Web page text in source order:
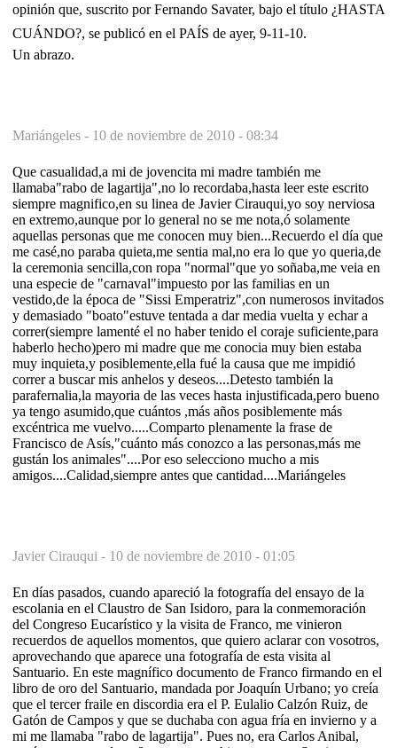
opinión que, suscrito por Fernando Savater, bajo el título ¿HASTA
CUÁNDO?, se publicó en el PAÍS de ayer, 9-11-10.
Un abrazo.
Mariángeles - 10 de noviembre de 2010 - 08:34
Que casualidad,a mi de jovencita mi madre también me
llamaba"rabo de lagartija",no lo recordaba,hasta leer este escrito
siempre magnifico,en su linea de Javier Cirauqui,yo soy nerviosa
en extremo,aunque por lo general no se me nota,ó solamente
aquellas personas que me conocen muy bien...Recuerdo el día que
me casé,no paraba quieta,me sentia mal,no era lo que yo queria,de
la ceremonia sencilla,con ropa "normal"que yo soñaba,me veia en
una especie de "carnaval"impuesto por las familias en un
vestido,de la época de "Sissi Emperatriz",con numerosos invitados
y demasiado "boato"estuve tentada a dar media vuelta y echar a
correr(siempre lamenté el no haber tenido el coraje suficiente,para
haberlo hecho)pero mi madre que me conocia muy bien estaba
muy inquieta,y posiblemente,ella fué la causa que me impidió
correr a buscar mis anhelos y deseos....Detesto también la
parafernalia,la mayoria de las veces hasta injustificada,pero bueno
ya tengo asumido,que cuántos ,más años posiblemente más
excéntrica me vuelvo.....Comparto plenamente la frase de
Francisco de Asís,"cuánto más conozco a las personas,más me
gustán los animales"....Por eso selecciono mucho a mis
amigos....Calidad,siempre antes que cantidad....Mariángeles
Javier Cirauqui - 10 de noviembre de 2010 - 01:05
En días pasados, cuando apareció la fotografía del ensayo de la
escolania en el Claustro de San Isidoro, para la conmemoración
del Congreso Eucarístico y la visita de Franco, me vinieron
recuerdos de aquellos momentos, que quiero aclarar con vosotros,
aprovechando que aparece una fotografía de esta visita al
Santuario. En este magnífico documento de Franco firmando en el
libro de oro del Santuario, mandada por Joaquín Urbano; yo creía
que el tercer fraile en discordia era el P. Eulalio Calzón Ruiz, de
Gatón de Campos y que se duchaba con agua fría en invierno y a
mi me llamaba "rabo de lagartija". Pues no, era Carlos Anibal,